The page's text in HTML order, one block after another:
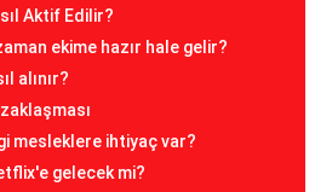
Aktif Edilir?
ekime hazır hale gelir?
alınır?
mesleklere ihtiyaç var?
gelecek mi?